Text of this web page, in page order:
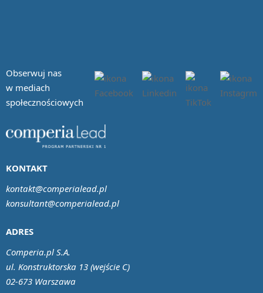
Obserwuj nas
w mediach
społecznościowych
ADRES
Comperia.pl S.A.
ul. Konstruktorska 13 (wejście C)
02-673 Warszawa
KONTAKT
kontakt@comperialead.pl
konsultant@comperialead.pl